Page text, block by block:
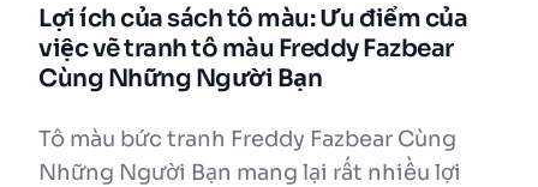
Lợi ích của sách tô màu: Ưu điểm của
việc vẽ tranh tô màu Freddy Fazbear
Cùng Những Người Bạn
Tô màu bức tranh Freddy Fazbear Cùng
Những Người Bạn mang lại rất nhiều lợi